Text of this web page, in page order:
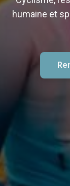
humaine et
de